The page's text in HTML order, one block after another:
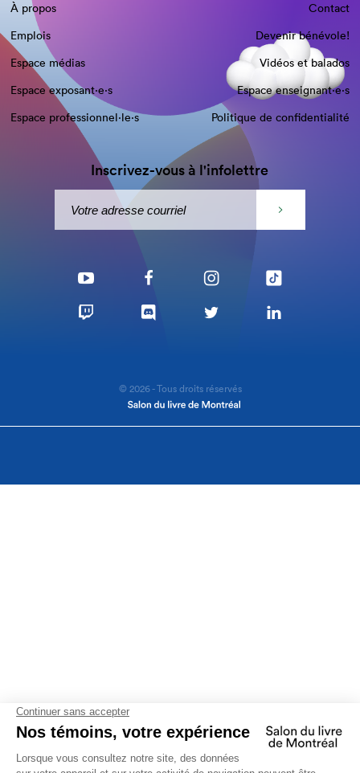
À propos
Contact
Emplois
Devenir bénévole!
Espace médias
Vidéos et balados
Espace exposant·e⋅s
Espace enseignant·e⋅s
Espace professionnel·le⋅s
Politique de confidentialité
Inscrivez-vous à l'infolettre
© 2026 - Tous droits réservés